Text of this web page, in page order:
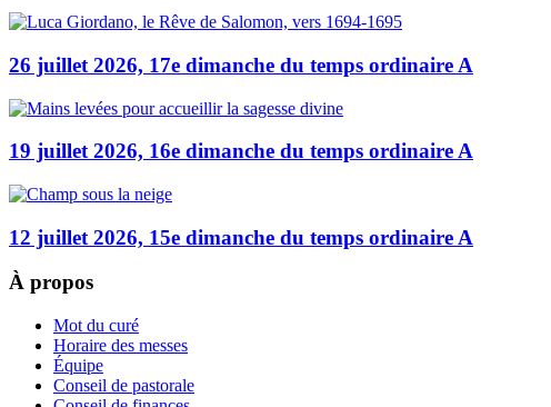
26 juillet 2026, 17e dimanche du temps ordinaire A
19 juillet 2026, 16e dimanche du temps ordinaire A
12 juillet 2026, 15e dimanche du temps ordinaire A
À propos
Mot du curé
Horaire des messes
Équipe
Conseil de pastorale